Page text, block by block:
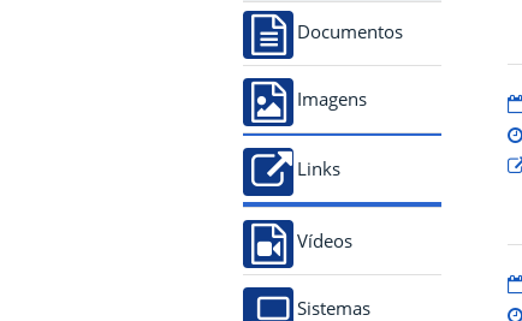
Documentos
Imagens
Links
Vídeos
Sistemas